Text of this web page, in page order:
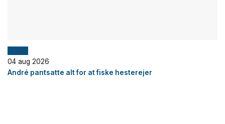
Fiskeri
04 aug 2026
André pantsatte alt for at fiske hesterejer